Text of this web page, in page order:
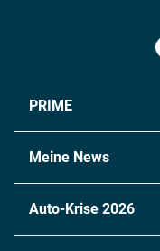
PRIME
Meine News
Auto-Krise 2026